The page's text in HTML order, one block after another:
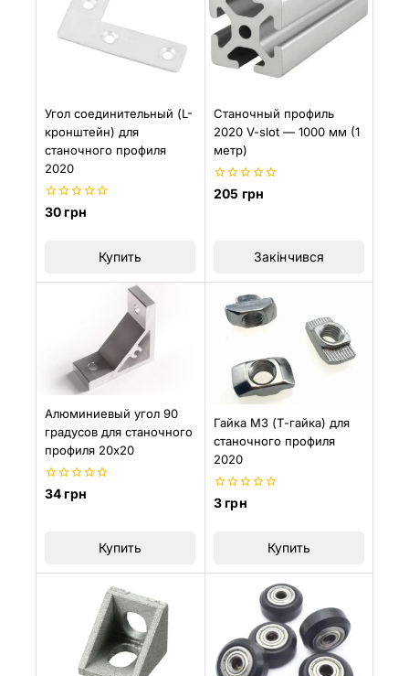
Угол соединительный (L-
кронштейн) для
станочного профиля
2020
0
из
30грн
Купить
Станочный профиль
2020 V-slot — 1000 мм (1
метр)
0
из
205 грн
Закінчився
Алюминиевый угол 90
градусов для станочного
профиля 20х20
0
из
34грн
Купить
Гайка M3 (Т-гайка) для
станочного профиля
2020
0
3грн
Купить